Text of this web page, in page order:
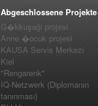
Abgeschlossene Projekte
G�kkuşağı projesi
Anne �ocuk projesi
KAUSA Servis Merkezi
Kiel
"Rengarenk"
IQ-Netzwerk (Diplomanın
tanınması)